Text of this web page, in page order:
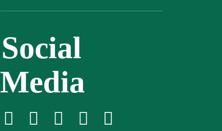
Social
Media